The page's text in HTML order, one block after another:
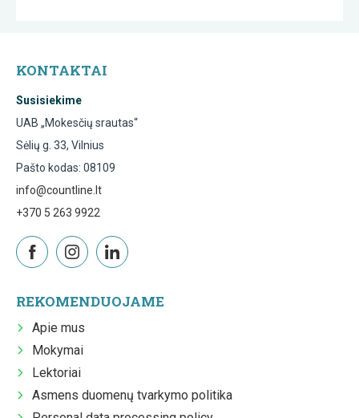
KONTAKTAI
Susisiekime
UAB „Mokesčių srautas“
Sėlių g. 33, Vilnius
Pašto kodas: 08109
info@countline.lt
+370 5 263 9922
REKOMENDUOJAME
Apie mus
Mokymai
Lektoriai
Asmens duomenų tvarkymo politika